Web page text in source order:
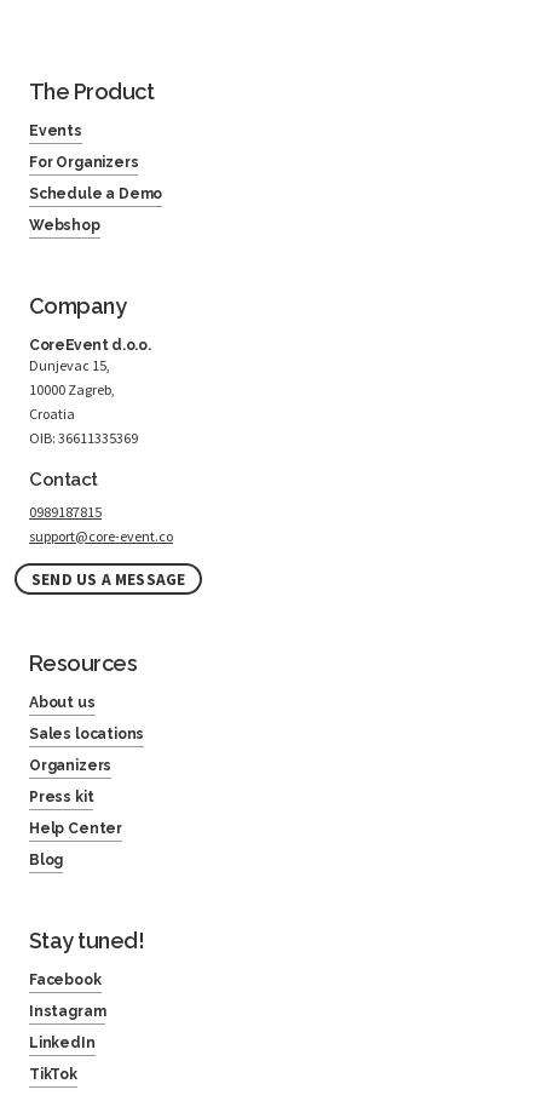
The Product
Events
For Organizers
Schedule a Demo
Webshop
Company
CoreEvent d.o.o.
Dunjevac 15,
10000 Zagreb,
Croatia
OIB: 36611335369
Contact
0989187815
support@core-event.co
SEND US A MESSAGE
Resources
About us
Sales locations
Organizers
Press kit
Help Center
Blog
Stay tuned!
Facebook
Instagram
LinkedIn
TikTok